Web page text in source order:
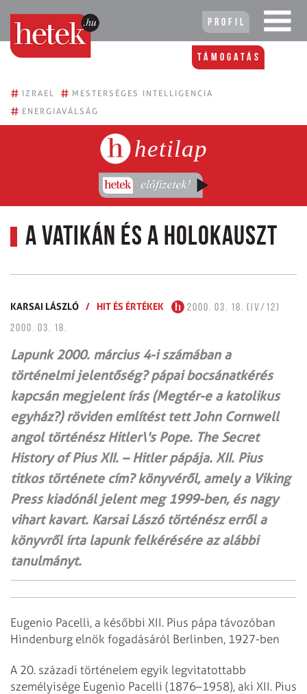
Profil
Támogatás
# IZRAEL # MESTERSÉGES INTELLIGENCIA
# ENERGIAVÁLSÁG
hetilap
A Vatikán és a holokauszt
KARSAI LÁSZLÓ / HIT ÉS ÉRTÉKEK
2000. 03. 18. (IV/12)
2000. 03. 18.
Lapunk 2000. március 4-i számában a
történelmi jelentőség? pápai bocsánatkérés
kapcsán megjelent írás (Megtér-e a katolikus
egyház?) röviden említést tett John Cornwell
angol történész Hitler\'s Pope. The Secret
History of Pius XII. – Hitler pápája. XII. Pius
titkos története cím? könyvéről, amely a Viking
Press kiadónál jelent meg 1999-ben, és nagy
vihart kavart. Karsai Lászó történész erről a
könyvről írta lapunk felkérésére az alábbi
tanulmányt.
Eugenio Pacelli, a későbbi XII. Pius pápa távozóban
Hindenburg elnök fogadásáról Berlinben, 1927-ben
A 20. századi történelem egyik legvitatottabb
személyisége Eugenio Pacelli (1876–1958), aki XII. Pius